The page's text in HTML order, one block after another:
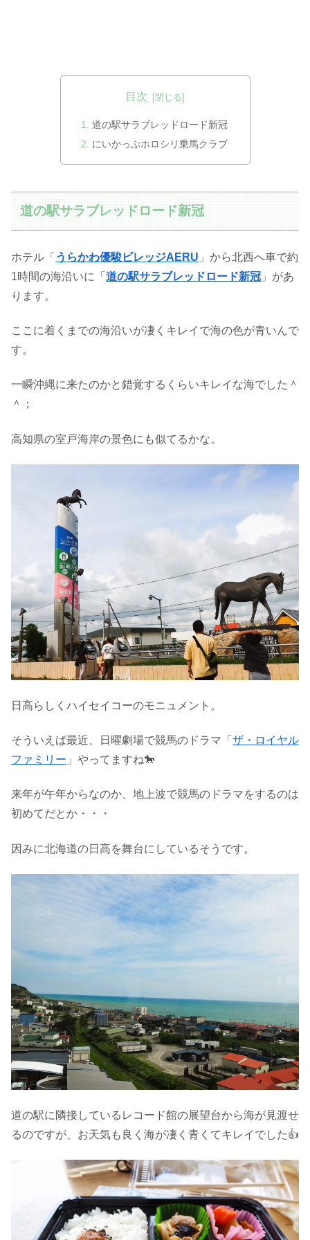
目次
道の駅サラブレッドロード新冠
にいかっぷホロシリ乗馬クラブ
道の駅サラブレッドロード新冠
ホテル「 うらかわ優駿ビレッジAERU 」から北西へ車で約
1時間の海沿いに「 道の駅サラブレッドロード新冠 」があ
ります。
ここに着くまでの海沿いが凄くキレイで海の色が青いんで
す。
一瞬沖縄に来たのかと錯覚するくらいキレイな海でした＾
＾；
高知県の室戸海岸の景色にも似てるかな。
日高らしくハイセイコーのモニュメント。
そういえば最近、日曜劇場で競馬のドラマ「 ザ・ロイヤル
ファミリー 」やってますね🐎
来年が午年からなのか、地上波で競馬のドラマをするのは
初めてだとか・・・
因みに北海道の日高を舞台にしているそうです。
道の駅に隣接しているレコード館の展望台から海が見渡せ
るのですが、お天気も良く海が凄く青くてキレイでした👍